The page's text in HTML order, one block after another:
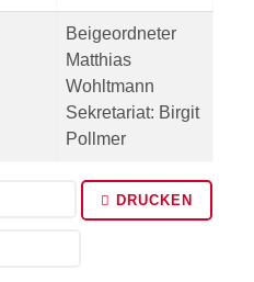
Beigeordneter
Matthias
Wohltmann
Sekretariat: Birgit
Pollmer
DRUCKEN